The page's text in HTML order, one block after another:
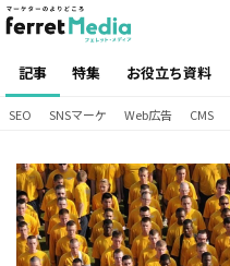
記事 特集 お役立ち資料
SEO SNSマーケ Web広告 CMS